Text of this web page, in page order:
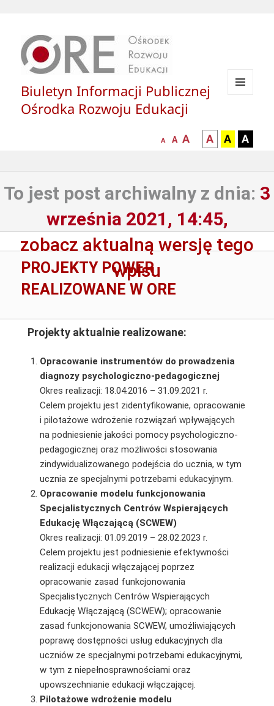
Biuletyn Informacji Publicznej
Ośrodka Rozwoju Edukacji
mniejsza
A
normalna
A
większa-
czcionka
A
kontrast
czarny
białym
A
kontrast
czarny
zółtym
A
żółty
A
To jest post archiwalny z dnia: 3
września 2021, 14:45,
zobacz aktualną wersję tego
wpisu
PROJEKTY POWER
REALIZOWANE W ORE
Projekty aktualnie realizowane:
Opracowanie instrumentów do prowadzenia
diagnozy psychologiczno-pedagogicznej
Okres realizacji: 18.04.2016 – 31.09.2021 r.
Celem projektu jest zidentyfikowanie, opracowanie
i pilotażowe wdrożenie rozwiązań wpływających
na podniesienie jakości pomocy psychologiczno-
pedagogicznej oraz możliwości stosowania
zindywidualizowanego podejścia do ucznia, w tym
ucznia ze specjalnymi potrzebami edukacyjnym.
Opracowanie modelu funkcjonowania
Specjalistycznych Centrów Wspierających
Edukację Włączającą (SCWEW)
Okres realizacji: 01.09.2019 – 28.02.2023 r.
Celem projektu jest podniesienie efektywności
realizacji edukacji włączającej poprzez
opracowanie zasad funkcjonowania
Specjalistycznych Centrów Wspierających
Edukację Włączającą (SCWEW); opracowanie
zasad funkcjonowania SCWEW, umożliwiających
poprawę dostępności usług edukacyjnych dla
uczniów ze specjalnymi potrzebami edukacyjnymi,
w tym z niepełnosprawnościami oraz
upowszechnianie edukacji włączającej.
Pilotażowe wdrożenie modelu